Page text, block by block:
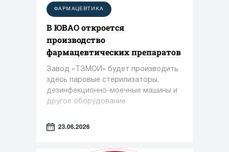
ФАРМАЦЕВТИКА
В ЮВАО откроется
производство
фармацевтических препаратов
Завод «ТЗМОИ» будет производить
здесь паровые стерилизаторы,
дезинфекционно-моечные машины и
другое оборудование
23.06.2026